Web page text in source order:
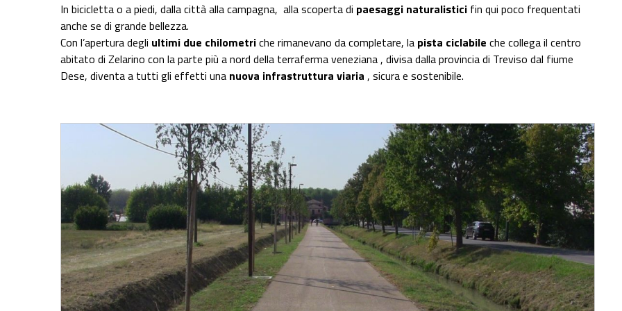
In bicicletta o a piedi, dalla città alla campagna, alla scoperta di paesaggi naturalistici fin qui poco frequentati
anche se di grande bellezza.
Con l’apertura degli ultimi due chilometriche rimanevano da completare, la pista ciclabile che collega il centro
abitato di Zelarino con la parte più a nord della terraferma veneziana , divisa dalla provincia di Treviso dal fiume
Dese, diventa a tutti gli effetti una nuova infrastruttura viaria , sicura e sostenibile.